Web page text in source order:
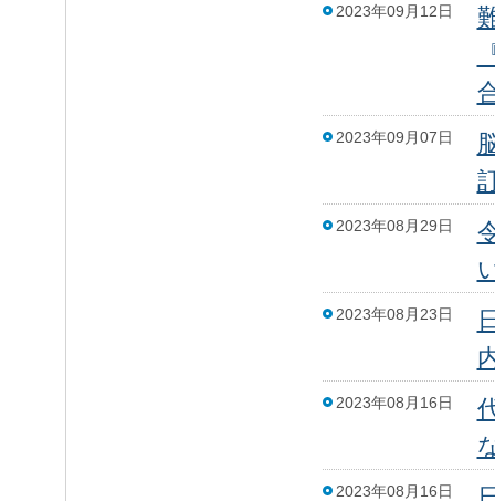
2023年09月12日
2023年09月07日
2023年08月29日
2023年08月23日
2023年08月16日
2023年08月16日